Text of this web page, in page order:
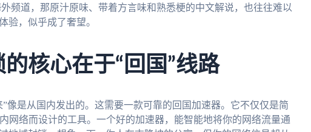
频道，那原汁原味、带着方言味和熟悉梗的中文解说，也往往难以
验，似乎成了奢望。
核心在于“回国”线路
像是从国内发出的。这需要一款可靠的回国加速器。它不仅仅是简
网络而设计的工具。一个好的加速器，能智能地将你的网络流量通